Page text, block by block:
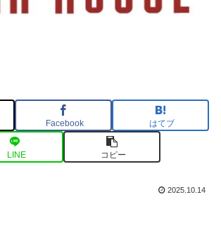
Facebook はてブ
LINE コピー
2025.10.14